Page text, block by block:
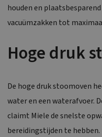
houden en
vacuümzakken tot
Hoge druk
De hoge druk stoomoven
water en een waterafvoer.
claimt Miele de snelste
bereidingstijden te